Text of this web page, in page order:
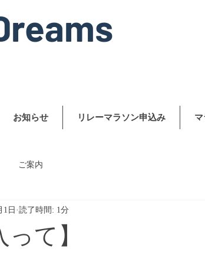
お知らせ リレーマラソン申込み
ご案内
て】
1日 読了時間: 1分